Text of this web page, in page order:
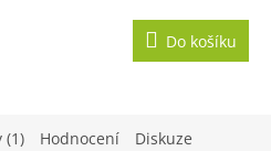
Do košíku
(1) Hodnocení Diskuze